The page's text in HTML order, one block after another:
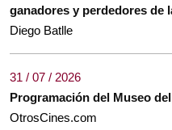
ganadores y perdedores de
Diego Batlle
31 / 07 / 2026
Programación del Museo
OtrosCines.com